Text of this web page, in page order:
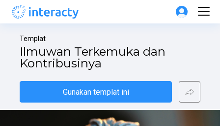
Templat
Ilmuwan Terkemuka dan
Kontribusinya
Gunakan templat ini